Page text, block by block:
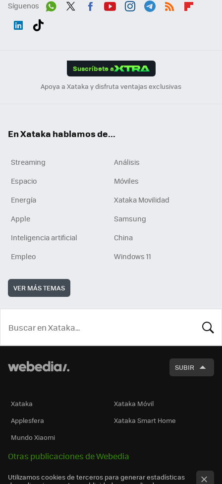
Síguenos
Suscríbete a
Apoya a Xataka y disfruta ventajas exclusivas
En Xataka hablamos de...
Streaming
Análisis
Espacio
Móviles
Energía
Xataka Movilidad
Apple
Samsung
Inteligencia artificial
China
Empleo
Windows 11
VER MÁS TEMAS
SUBIR
Xataka
Xataka Móvil
Applesfera
Xataka Smart Home
Mundo Xiaomi
Otras publicaciones de Webedia
Utilizamos cookies de terceros para generar estadísticas